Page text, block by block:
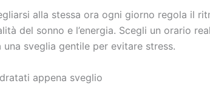
alla stessa ora ogni giorno regola il
del sonno e l’energia. Scegli un orario
una sveglia gentile per evitare stress.
appena sveglio